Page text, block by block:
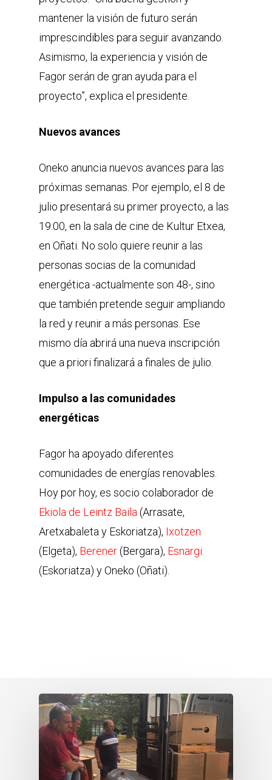
mantener la visión de futuro serán
imprescindibles para seguir avanzando.
Asimismo, la experiencia y visión de
Fagor serán de gran ayuda para el
proyecto”, explica el presidente.
Nuevos avances
Oneko anuncia nuevos avances para las
próximas semanas. Por ejemplo, el 8 de
julio presentará su primer proyecto, a las
19:00, en la sala de cine de Kultur Etxea,
en Oñati. No solo quiere reunir a las
personas socias de la comunidad
energética -actualmente son 48-, sino
que también pretende seguir ampliando
la red y reunir a más personas. Ese
mismo día abrirá una nueva inscripción
que a priori finalizará a finales de julio.
Impulso a las comunidades
energéticas
Fagor ha apoyado diferentes
comunidades de energías renovables.
Hoy por hoy, es socio colaborador de
Ekiola de Leintz Baila (Arrasate,
Aretxabaleta y Eskoriatza), Ixotzen
(Elgeta), Berener(Bergara), Esnargi
(Eskoriatza) y Oneko (Oñati).